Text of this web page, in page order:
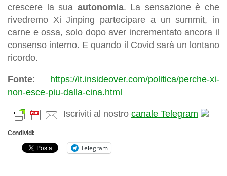
crescere la sua autonomia. La sensazione è che
rivedremo Xi Jinping partecipare a un summit, in
carne e ossa, solo dopo aver incrementato ancora il
consenso interno. E quando il Covid sarà un lontano
ricordo.
Fonte: https://it.insideover.com/politica/perche-xi-
non-esce-piu-dalla-cina.html
Iscriviti al nostro canale Telegram
Condividi:
Telegram